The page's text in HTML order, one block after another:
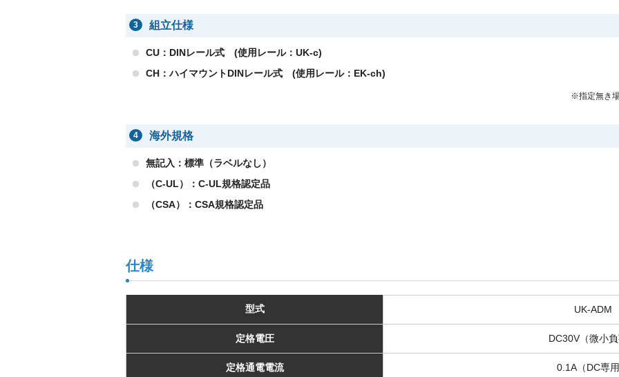
3 組立仕様
CU：DINレール式 (使用レール：UK-c)
CH：ハイマウントDINレール式 (使用レール：EK-ch)
※指定無き
4 海外規格
無記入：標準（ラベルなし）
（C-UL）：C-UL規格認定品
（CSA）：CSA規格認定品
仕様
型式 UK-ADM
定格電圧 DC30V（微小負
定格通電電流 0.1A（DC専用